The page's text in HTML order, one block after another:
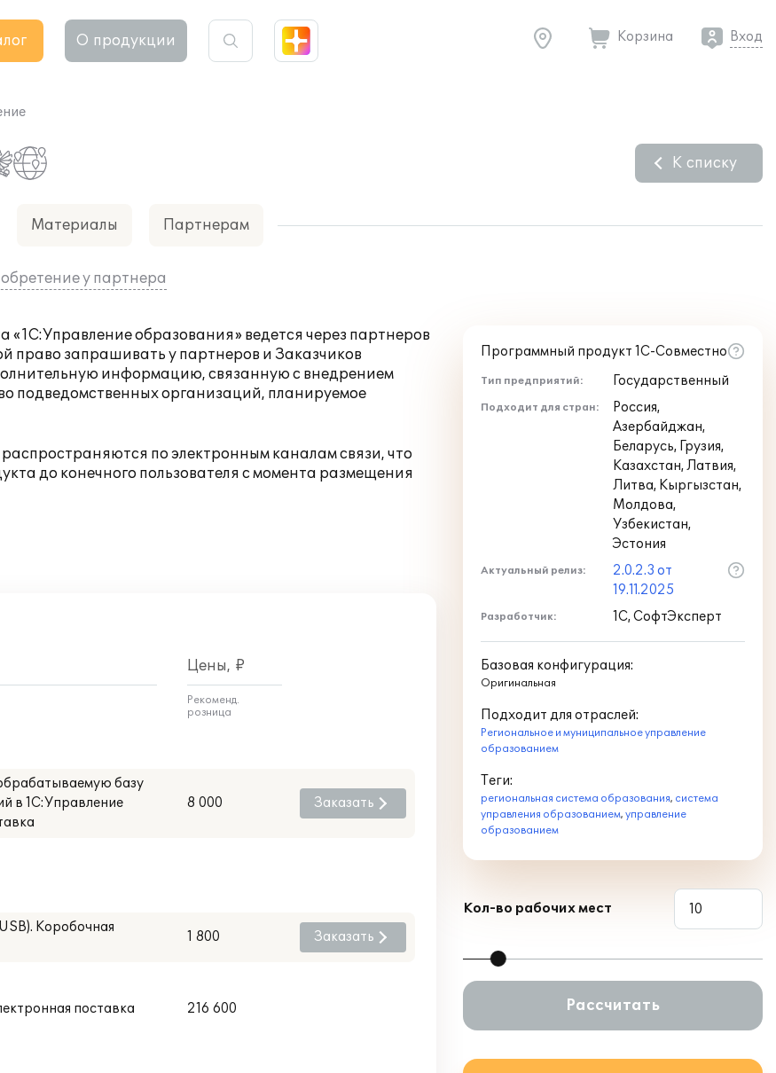
О продукции Корзина Вход
К списку
Материалы Партнерам
у партнера
образования» ведется через партнеров
право запрашивать у партнеров и Заказчиков
информацию, связанную с внедрением
подведомственных организаций, планируемое
по электронным каналам связи, что
до конечного пользователя с момента размещения
Цены, ₽
Рекоменд.
розница
базу
в 1С:Управление
8 000 Заказать
Коробочная
1 800 Заказать
поставка 216 600
Программный продукт 1С-Совместно
Тип предприятий: Государственный
Подходит для стран:
Россия,
Азербайджан,
Беларусь, Грузия,
Казахстан, Латвия,
Литва, Кыргызстан,
Молдова,
Узбекистан,
Эстония
Актуальный релиз:
2.0.2.3 от
19.11.2025
Разработчик: 1С, СофтЭксперт
Базовая конфигурация:
Оригинальная
Подходит для отраслей:
Региональное и муниципальное управление
образованием
Теги:
региональная система образования, система
управления образованием, управление
образованием
Кол-во рабочих мест
Рассчитать